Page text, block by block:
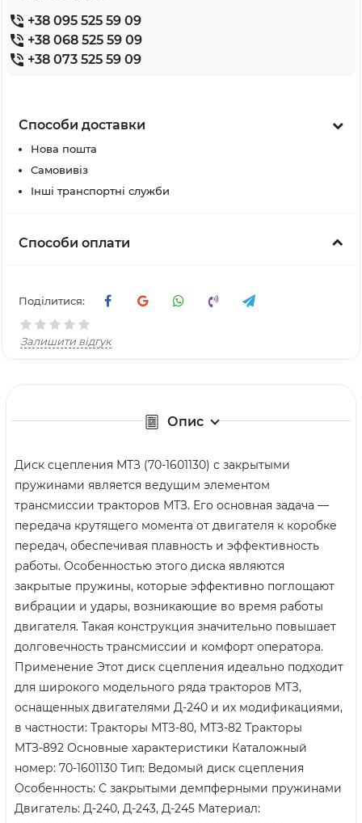
+38 095 525 59 09
+38 068 525 59 09
+38 073 525 59 09
Способи доставки
Нова пошта
Самовивіз
Інші транспортні служби
Способи оплати
Поділитися:
Залишити відгук
Опис
Диск сцепления МТЗ (70-1601130) с закрытыми
пружинами является ведущим элементом
трансмиссии тракторов МТЗ. Его основная задача —
передача крутящего момента от двигателя к коробке
передач, обеспечивая плавность и эффективность
работы. Особенностью этого диска являются
закрытые пружины, которые эффективно поглощают
вибрации и удары, возникающие во время работы
двигателя. Такая конструкция значительно повышает
долговечность трансмиссии и комфорт оператора.
Применение Этот диск сцепления идеально подходит
для широкого модельного ряда тракторов МТЗ,
оснащенных двигателями Д-240 и их модификациями,
в частности: Тракторы МТЗ-80, МТЗ-82 Тракторы
МТЗ-892 Основные характеристики Каталожный
номер: 70-1601130 Тип: Ведомый диск сцепления
Особенность: С закрытыми демпферными пружинами
Двигатель: Д-240, Д-243, Д-245 Материал: